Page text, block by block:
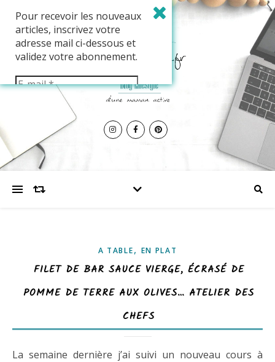
A TABLE, EN PLAT
FILET DE BAR SAUCE VIERGE, ÉCRASÉ DE
POMME DE TERRE AUX OLIVES… ATELIER DES
CHEFS
La semaine dernière j’ai suivi un nouveau cours à
Pour recevoir les nouveaux
articles, inscrivez votre
adresse mail ci-dessous et
validez votre abonnement.